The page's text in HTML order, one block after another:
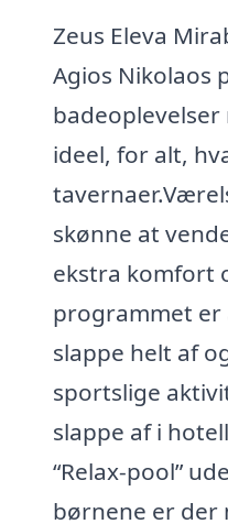
Zeus Eleva
Agios Nikolaos
ideel, for alt,
skønne at
ekstra komfort
programmet er
slappe helt af
sportslige
slappe af i
“Relax-pool”
børnene er der